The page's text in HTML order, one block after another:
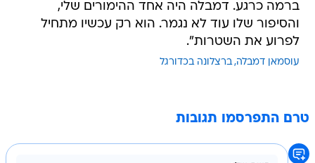
ברמה כרגע. דמבלה היה אחד ההימורים שלי,
והסיפור שלו עוד לא נגמר. הוא רק עכשיו מתחיל
לפרוע את השטרות".
עוסמאן דמבלה ברצלונה בכדורגל
טרם התפרסמו תגובות